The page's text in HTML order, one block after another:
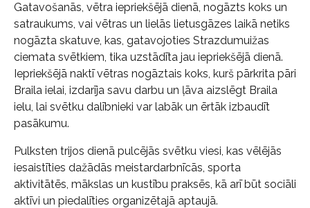
Gatavošanās, vētra iepriekšējā dienā, nogāzts koks un
satraukums, vai vētras un lielās lietusgāzes laikā netiks
nogāzta skatuve, kas, gatavojoties Strazdumuižas
ciemata svētkiem, tika uzstādīta jau iepriekšējā dienā.
Iepriekšējā naktī vētras nogāztais koks, kurš pārkrita pāri
Braila ielai, izdarīja savu darbu un ļāva aizslēgt Braila
ielu, lai svētku dalībnieki var labāk un ērtāk izbaudīt
pasākumu.
Pulksten trijos dienā pulcējās svētku viesi, kas vēlējās
iesaistīties dažādās meistardarbnīcās, sporta
aktivitātēs, mākslas un kustību praksēs, kā arī būt sociāli
aktīvi un piedalīties organizētajā aptaujā.